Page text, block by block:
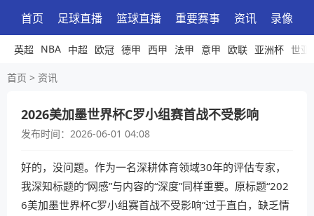
首页 足球直播 篮球直播 重要赛事 资讯 录像
英超 NBA 中超 欧冠 德甲 西甲 法甲 意甲 欧联 亚洲杯 世亚
首页 > 资讯
2026美加墨世界杯C罗小组赛首战不受影响
发布时间： 2026-06-01 04:08
好的，没问题。作为一名深耕体育领域30年的评估专家，
我深知标题的“网感”与内容的“深度”同样重要。原标题“202
6美加墨世界杯C罗小组赛首战不受影响”过于直白，缺乏情